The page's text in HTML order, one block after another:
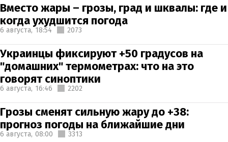
Вместо жары – грозы, град и шквалы: где и
когда ухудшится погода
6 августа, 18:54 2073
Украинцы фиксируют +50 градусов на
"домашних" термометрах: что на это
говорят синоптики
6 августа, 16:46 2202
Грозы сменят сильную жару до +38:
прогноз погоды на ближайшие дни
6 августа, 08:00 3313